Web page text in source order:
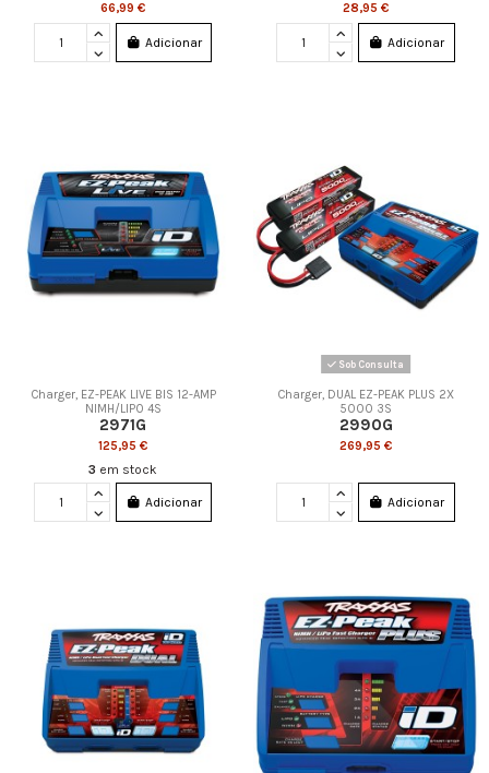
66,99 €
Adicionar
28,95 €
Adicionar
Charger, EZ-PEAK LIVE BIS 12-AMP
NIMH/LIPO 4S
2971G
125,95 €
3 em stock
Adicionar
Sob Consulta
Charger, DUAL EZ-PEAK PLUS 2X
5000 3S
2990G
269,95 €
Adicionar